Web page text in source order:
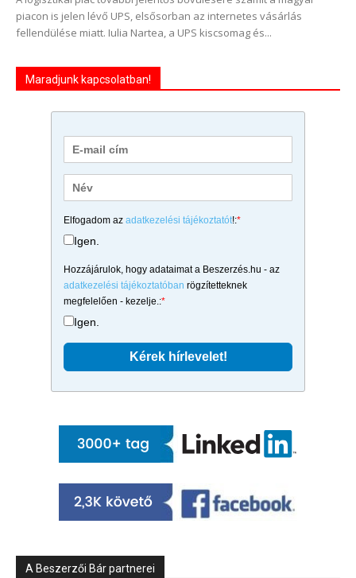
piacon is jelen lévő UPS, elsősorban az internetes vásárlás
fellendülése miatt. Iulia Nartea, a UPS kiscsomag és...
Maradjunk kapcsolatban!
Elfogadom az adatkezelési tájékoztatót!:*
Igen.
Hozzájárulok, hogy adataimat a Beszerzés.hu - az
adatkezelési tájékoztatóban rögzítetteknek
megfelelően - kezelje.:*
Igen.
A Beszerzői Bár partnerei